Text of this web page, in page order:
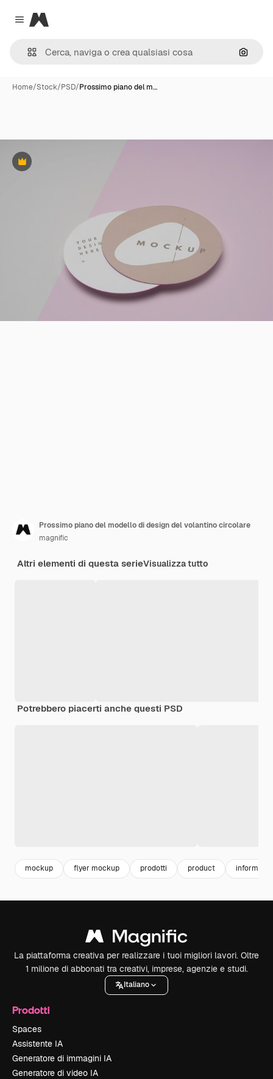
Close menu
Magnific
Cerca
Home/Stock/PSD/Prossimo piano del m…
Premium
Prossimo piano del modello di design del volantino circolare
magnific
Altri elementi di questa serieVisualizza tutto
Potrebbero piacerti anche questi PSD
mockup flyer mockup prodotti product
La piattaforma creativa per realizzare i tuoi migliori lavori. Oltre
1 milione di abbonati tra creativi, imprese, agenzie e studi.
Italiano
Prodotti
Spaces
Assistente IA
Generatore di immagini IA
Generatore di video IA